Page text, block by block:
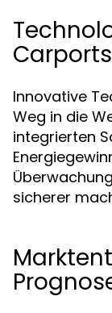
Carports
Innovative
Weg in die
integrierten
sicherer